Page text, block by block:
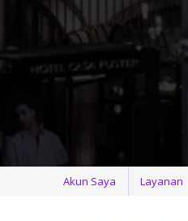
Akun Saya Layanan